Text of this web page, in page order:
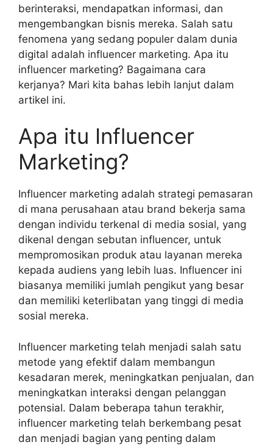
berinteraksi, mendapatkan informasi, dan
mengembangkan bisnis mereka. Salah satu
fenomena yang sedang populer dalam dunia
digital adalah influencer marketing. Apa itu
influencer marketing? Bagaimana cara
kerjanya? Mari kita bahas lebih lanjut dalam
artikel ini.
Apa itu Influencer
Marketing?
Influencer marketing adalah strategi pemasaran
di mana perusahaan atau brand bekerja sama
dengan individu terkenal di media sosial, yang
dikenal dengan sebutan influencer, untuk
mempromosikan produk atau layanan mereka
kepada audiens yang lebih luas. Influencer ini
biasanya memiliki jumlah pengikut yang besar
dan memiliki keterlibatan yang tinggi di media
sosial mereka.
Influencer marketing telah menjadi salah satu
metode yang efektif dalam membangun
kesadaran merek, meningkatkan penjualan, dan
meningkatkan interaksi dengan pelanggan
potensial. Dalam beberapa tahun terakhir,
influencer marketing telah berkembang pesat
dan menjadi bagian yang penting dalam